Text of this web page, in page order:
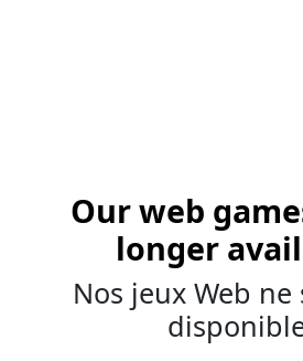
Our web
longer
Nos jeux Web